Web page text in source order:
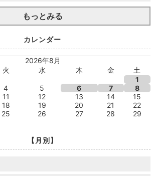
もっとみる
カレンダー
2026年8月
火 水 木 金
土
1
4 5 6 7
8
11 12 13 14
15
18 19 20 21
22
25 26 27 28
29
【月別】